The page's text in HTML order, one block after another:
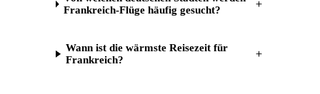
Frankreich-Flüge häufig gesucht?
＋
Wann ist die wärmste Reisezeit für
Frankreich?
＋